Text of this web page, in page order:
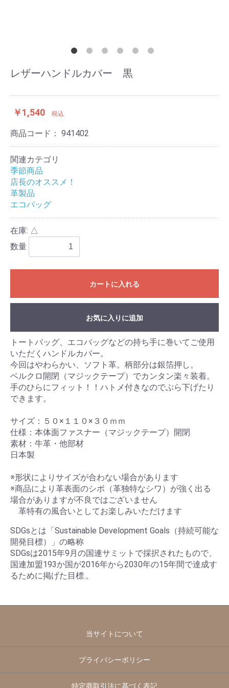
レザーハンドルカバー 黒
￥1,540 税込
商品コード： 941402
関連カテゴリ
季節商品
店長のオススメ！
革製品
エコバッグ
在庫: △
数量
カートに入れる
お気に入りに追加
トートバッグ、エコバッグなどの持ち手に巻いてご使用
いただくハンドルカバー。
今回はやわらかい、ソフト革。柄部分は銀箔押し。
ベルクロ開閉（マジックテープ）でカンタン楽々装着。
手のひらにフィット！！ハトメ付きなのでぶら下げたり
できます。
サイズ：５０×１１０×３０ｍｍ
仕様：本体面ファスナー（マジックテープ）開閉
素材：牛革・他部材
日本製
※形状によりサイズが合わない場合があります
※商品により革表面のシボ（革独特なシワ）が強く出る
場合がありますが不良ではございません
革特有の風合いとしてお楽しみいただけます
SDGsとは「Sustainable Development Goals（持続可能な
開発目標）」の略称
SDGsは2015年9月の国連サミットで採択されたもので、
国連加盟193か国が2016年から2030年の15年間で達成す
るために掲げた目標.。
当サイトについて
プライバシーポリシー
特定商取引法に基づく表記